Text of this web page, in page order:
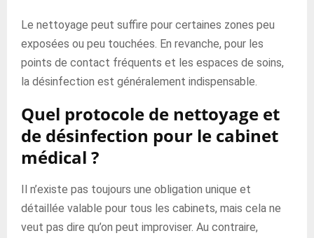
Le nettoyage peut suffire pour certaines zones peu
exposées ou peu touchées. En revanche, pour les
points de contact fréquents et les espaces de soins,
la désinfection est généralement indispensable.
Quel protocole de nettoyage et
de désinfection pour le cabinet
médical ?
Il n’existe pas toujours une obligation unique et
détaillée valable pour tous les cabinets, mais cela ne
veut pas dire qu’on peut improviser. Au contraire,